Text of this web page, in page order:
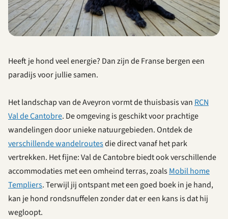
Heeft je hond veel energie? Dan zijn de Franse bergen een
paradijs voor jullie samen.
Het landschap van de Aveyron vormt de thuisbasis van RCN
Val de Cantobre. De omgeving is geschikt voor prachtige
wandelingen door unieke natuurgebieden. Ontdek de
verschillende wandelroutesdie direct vanaf het park
vertrekken. Het fijne: Val de Cantobre biedt ook verschillende
accommodaties met een omheind terras, zoalsMobil home
Templiers. Terwijl jij ontspant met een goed boek in je hand,
kan je hond rondsnuffelen zonder dat er een kans is dat hij
wegloopt.